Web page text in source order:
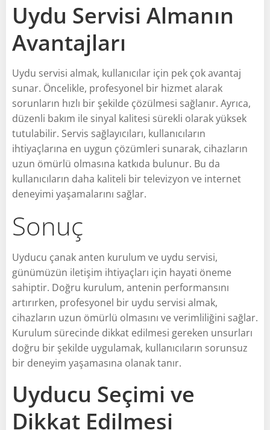
Uydu Servisi Almanın
Avantajları
Uydu servisi almak, kullanıcılar için pek çok avantaj
sunar. Öncelikle, profesyonel bir hizmet alarak
sorunların hızlı bir şekilde çözülmesi sağlanır. Ayrıca,
düzenli bakım ile sinyal kalitesi sürekli olarak yüksek
tutulabilir. Servis sağlayıcıları, kullanıcıların
ihtiyaçlarına en uygun çözümleri sunarak, cihazların
uzun ömürlü olmasına katkıda bulunur. Bu da
kullanıcıların daha kaliteli bir televizyon ve internet
deneyimi yaşamalarını sağlar.
Sonuç
Uyducu çanak anten kurulum ve uydu servisi,
günümüzün iletişim ihtiyaçları için hayati öneme
sahiptir. Doğru kurulum, antenin performansını
artırırken, profesyonel bir uydu servisi almak,
cihazların uzun ömürlü olmasını ve verimliliğini sağlar.
Kurulum sürecinde dikkat edilmesi gereken unsurları
doğru bir şekilde uygulamak, kullanıcıların sorunsuz
bir deneyim yaşamasına olanak tanır.
Uyducu Seçimi ve
Dikkat Edilmesi